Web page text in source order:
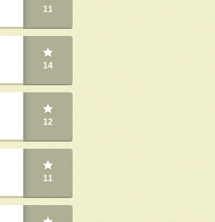
11
14
12
11